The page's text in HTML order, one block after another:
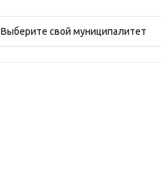
Выберите свой муниципалитет